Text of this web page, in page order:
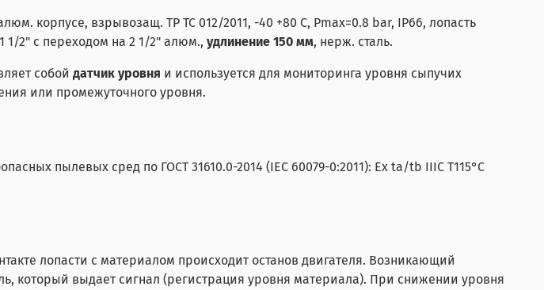
корпусе, взрывозащ. ТР ТС 012/2011, -40 +80 С, Рmax=0.8 bar, IP66, лопасть
1/2" с переходом на 2 1/2" алюм., удлинение 150 мм, нерж. сталь.
собой датчик уровня и используется для мониторинга уровня сыпучих
или промежуточного уровня.
пылевых сред по ГОСТ 31610.0-2014 (IEC 60079-0:2011): Ex ta/tb IIIC Т115°C
лопасти с материалом происходит останов двигателя. Возникающий
который выдает сигнал (регистрация уровня материала). При снижении уровня